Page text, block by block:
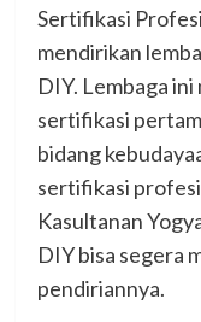
Sertifikasi
mendirikan
DIY. Lembaga
sertifikasi
bidang
sertifikasi
Kasultanan
DIY bisa segera
pendiriannya.